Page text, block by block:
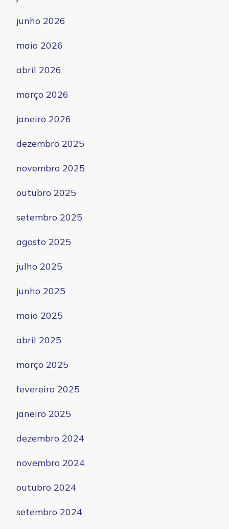
junho 2026
maio 2026
abril 2026
março 2026
janeiro 2026
dezembro 2025
novembro 2025
outubro 2025
setembro 2025
agosto 2025
julho 2025
junho 2025
maio 2025
abril 2025
março 2025
fevereiro 2025
janeiro 2025
dezembro 2024
novembro 2024
outubro 2024
setembro 2024